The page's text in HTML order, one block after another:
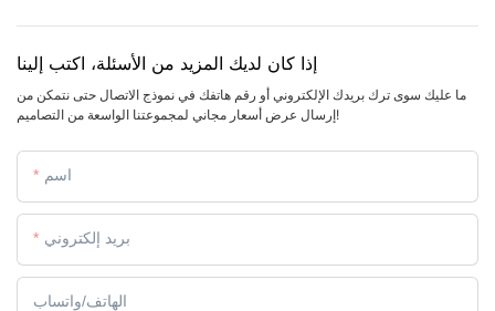
إذا كان لديك المزيد من الأسئلة، اكتب إلينا
ما عليك سوى ترك بريدك الإلكتروني أو رقم هاتفك في نموذج الاتصال حتى نتمكن من
إرسال عرض أسعار مجاني لمجموعتنا الواسعة من التصاميم!
اسم
بريد إلكتروني
الهاتف/واتساب